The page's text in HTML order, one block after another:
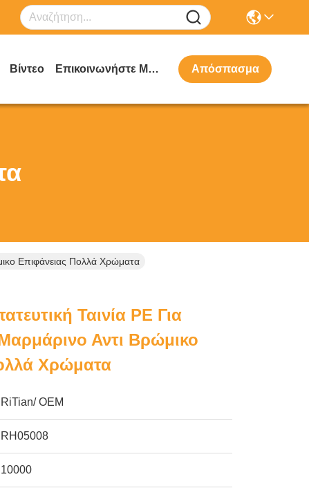
Βίντεο Επικοινωνήστε Μαζί Μας Απόσπασμα
Επιφάνειας Πολλά Χρώματα
Ταινία PE Για
Αντι Βρώμικο
Χρώματα
RiTian/ OEM
RH05008
10000